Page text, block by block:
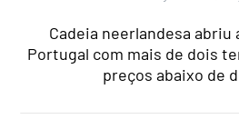
Cadeia neerlandesa abriu
Portugal com mais de dois
preços abaixo de